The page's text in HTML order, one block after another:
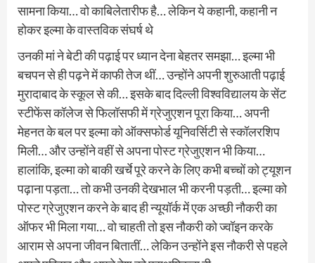
सामना किया… वो काबिलेतारीफ है… लेकिन ये कहानी, कहानी न
होकर इल्मा के वास्तविक संघर्ष थे
उनकी मां ने बेटी की पढ़ाई पर ध्यान देना बेहतर समझा… इल्मा भी
बचपन से ही पढ़ने में काफी तेज थीं… उन्होंने अपनी शुरुआती पढ़ाई
मुरादाबाद के स्कूल से की… इसके बाद दिल्ली विश्वविद्यालय के सेंट
स्टीफेंस कॉलेज से फिलॉसफी में ग्रेजुएशन पूरा किया… अपनी
मेहनत के बल पर इल्मा को ऑक्सफोर्ड यूनिवर्सिटी से स्कॉलरशिप
मिली… और उन्होंने वहीं से अपना पोस्ट ग्रेजुएशन भी किया…
हालांकि, इल्मा को बाकी खर्चे पूरे करने के लिए कभी बच्चों को ट्यूशन
पढ़ाना पड़ता… तो कभी उनकी देखभाल भी करनी पड़ती… इल्मा को
पोस्ट ग्रेजुएशन करने के बाद ही न्यूयॉर्क में एक अच्छी नौकरी का
ऑफर भी मिला गया… वो चाहती तो इस नौकरी को ज्वॉइन करके
आराम से अपना जीवन बितातीं… लेकिन उन्होंने इस नौकरी से पहले